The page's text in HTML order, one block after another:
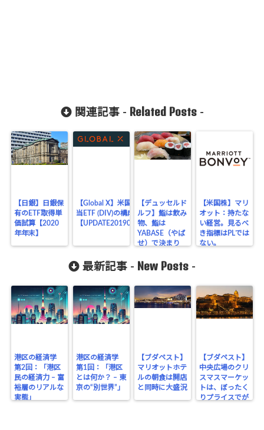
関連記事 - Related Posts-
【日銀】日銀保
有のETF取得単
価試算【2020
年年末】
【Global X】米国高配
当ETF (DIV)の構成銘柄
【UPDATE20190415】
【デュッセルド
ルフ】鮨は飲み
物、鮨は
YABASE（やば
せ）で決まり
【米国株】マリ
オット：持たな
い経営。見るべ
き指標はPLでは
ない。
最新記事 - New Posts -
港区の経済学
第2回：「港区
民の経済力 – 富
裕層のリアルな
実態」
港区の経済学
第1回：「港区
とは何か？ – 東
京の“別世界”」
【ブダペスト】
マリオットホテ
ルの朝食は開店
と同時に大盛況
【ブダペスト】
中央広場のクリ
スマスマーケッ
トは、ぼったく
りプライスでが